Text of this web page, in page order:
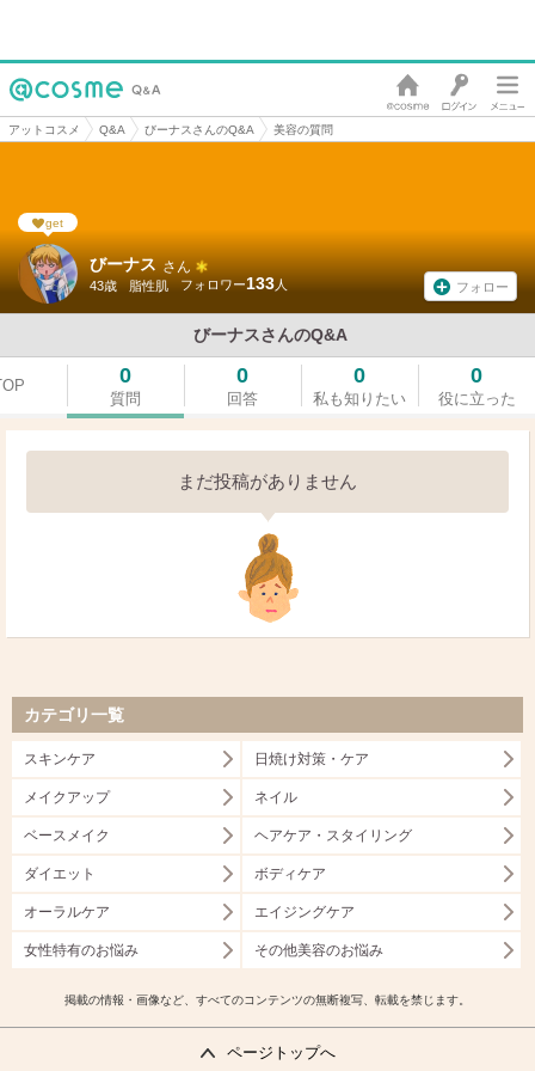
アットコスメ Q&A びーナスさんのQ&A 美容の質問
びーナス さん
43歳 脂性肌 133 フォロー
びーナスさんのQ&A
get
0
質問
0
回答
0
私も知りたい
0
役に立った
まだ投稿がありません
カテゴリ一覧
スキンケア 日焼け対策・ケア
メイクアップ ネイル
ベースメイク ヘアケア・スタイリング
ダイエット ボディケア
オーラルケア エイジングケア
女性特有のお悩み その他美容のお悩み
掲載の情報・画像など、すべてのコンテンツの無断複写、転載を禁じます。
ページトップへ